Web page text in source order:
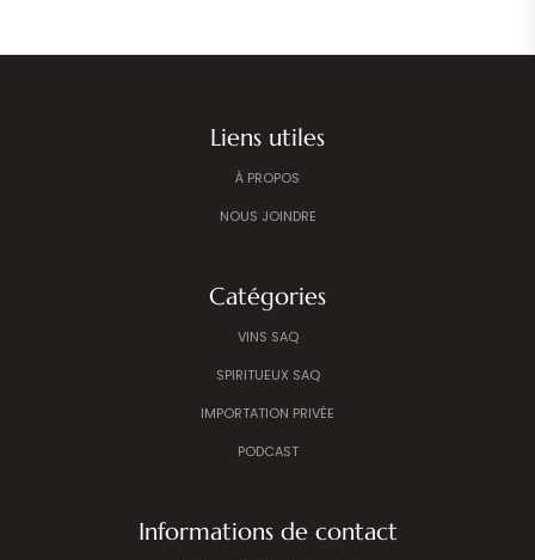
Liens utiles
À PROPOS
NOUS JOINDRE
Catégories
VINS SAQ
SPIRITUEUX SAQ
IMPORTATION PRIVÉE
PODCAST
Informations de contact